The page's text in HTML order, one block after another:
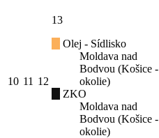
10 11 12
13
Olej - Sídlisko
Moldava nad
Bodvou (Košice -
okolie)
ZKO
Moldava nad
Bodvou (Košice -
okolie)